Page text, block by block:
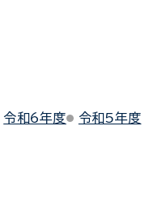
令和6年度
令和5年度